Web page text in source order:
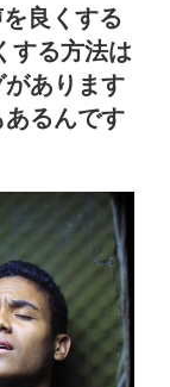
良くする
する方法は
あります
るんです